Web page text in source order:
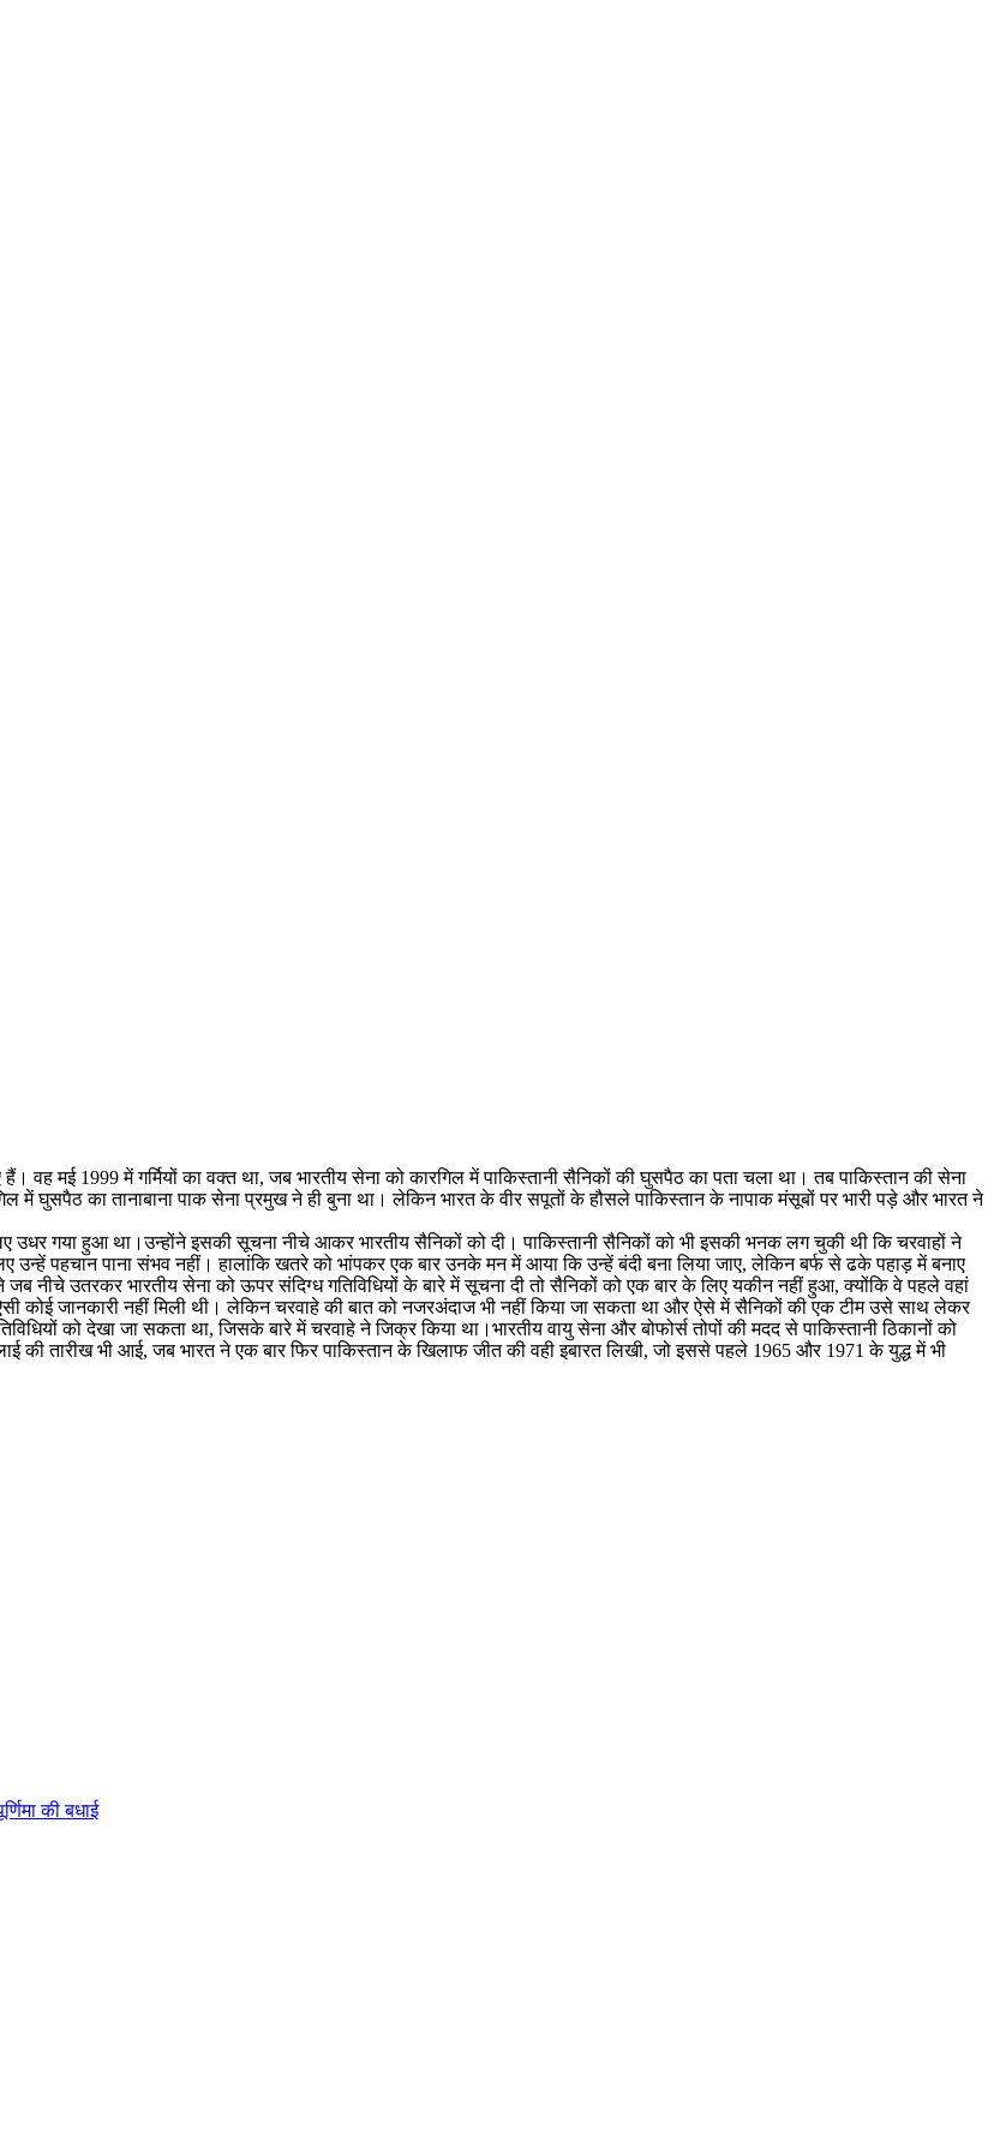
मई 1999 में गर्मियों का वक्‍त था, जब भारतीय सेना को कारगिल में पाकिस्‍तानी सैनिकों की घुसपैठ का पता चला था। तब पाकिस्‍तान की सेना
घुसपैठ का तानाबाना पाक सेना प्रमुख ने ही बुना था। लेकिन भारत के वीर सपूतों के हौसले पाकिस्‍तान के नापाक मंसूबों पर भारी पड़े और भारत ने
उधर गया हुआ था।उन्‍होंने इसकी सूचना नीचे आकर भारतीय सैन‍िकों को दी। पाकिस्‍तानी सैनिकों को भी इसकी भनक लग चुकी थी कि चरवाहों ने
उन्‍हें पहचान पाना संभव नहीं। हालांकि खतरे को भांपकर एक बार उनके मन में आया कि उन्‍हें बंदी बना लिया जाए, लेकिन बर्फ से ढके पहाड़ में बनाए
नीचे उतरकर भारतीय सेना को ऊपर संदिग्‍ध गतिविधियों के बारे में सूचना दी तो सैनिकों को एक बार के लिए यकीन नहीं हुआ, क्‍योंकि वे पहले वहां
जानकारी नहीं मिली थी। लेकिन चरवाहे की बात को नजरअंदाज भी नहीं किया जा सकता था और ऐसे में सैनिकों की एक टीम उसे साथ लेकर
को देखा जा सकता था, जिसके बारे में चरवाहे ने जिक्र किया था।भारतीय वायु सेना और बोफोर्स तोपों की मदद से पाकिस्‍तानी ठिकानों को
की तारीख भी आई, जब भारत ने एक बार फिर पाकिस्‍तान के खिलाफ जीत की वही इबारत ल‍िखी, जो इससे पहले 1965 और 1971 के युद्ध में भी
की बधाई